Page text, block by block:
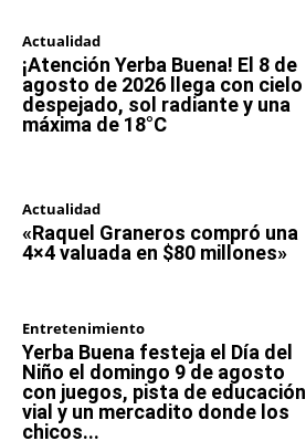
Actualidad
¡Atención Yerba Buena! El 8 de
agosto de 2026 llega con cielo
despejado, sol radiante y una
máxima de 18°C
Actualidad
«Raquel Graneros compró una
4×4 valuada en $80 millones»
Entretenimiento
Yerba Buena festeja el Día del
Niño el domingo 9 de agosto
con juegos, pista de educación
vial y un mercadito donde los
chicos...